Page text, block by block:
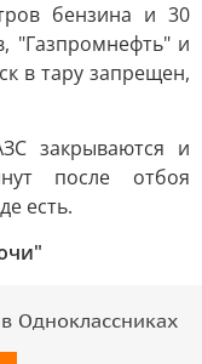
бензина и 30
"Газпромнефть" и
в тару запрещен,
закрываются и
после отбоя
есть.
Одноклассниках